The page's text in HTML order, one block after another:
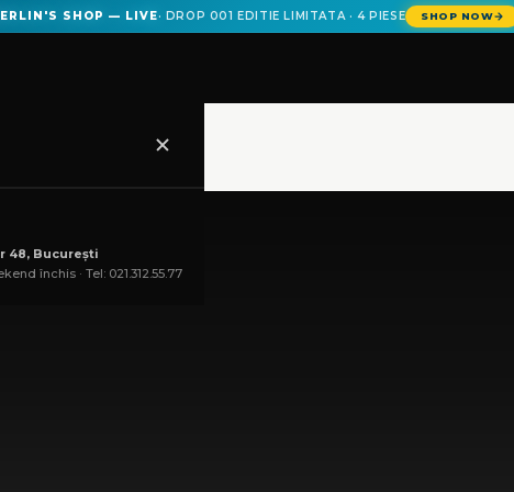
SHOP — LIVE· DROP 001 EDITIE LIMITATA · 4 PIESE SHOP NOW
48, București
închis · Tel: 021.312.55.77